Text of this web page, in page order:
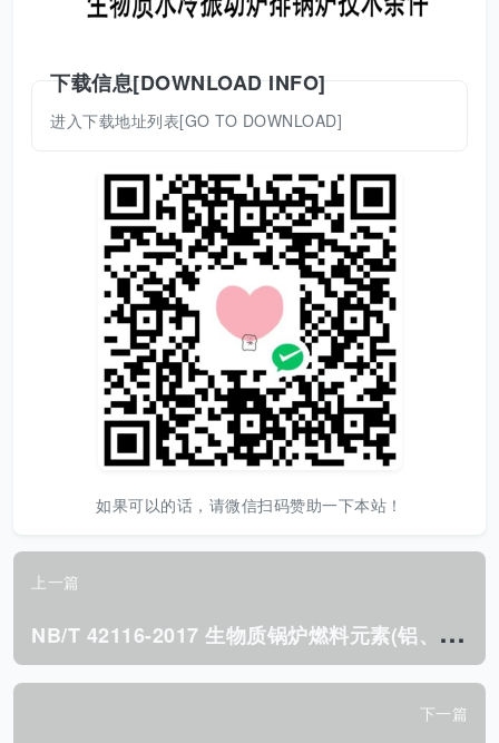
下载信息[DOWNLOAD INFO]
进入下载地址列表[GO TO DOWNLOAD]
如果可以的话，请微信扫码赞助一下本站！
上一篇
N
B/T 42116-2017 生物质锅炉燃料元素(铝、钙、铁、 镁、磷、钾、 硅、钠和钛)的测定方法.pdf
下一篇